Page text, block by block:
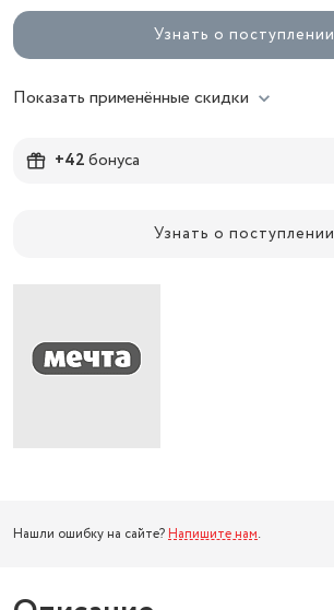
Узнать о поступлении
Показать применённые скидки
+42бонуса
Узнать о поступлении
Нашли ошибку на сайте? Напишите нам.